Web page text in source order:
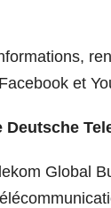
et
Deutsche
Global